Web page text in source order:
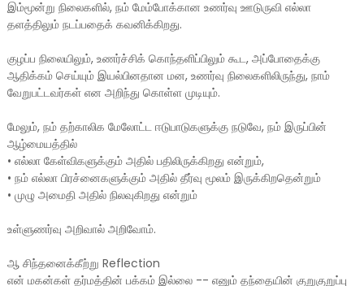
இம்மூன்று நிலைகளில், நம் மேம்போக்கான உணர்வு ஊடுருவி எல்லா
தளத்திலும் நடப்பதைக் கவனிக்கிறது.
குழப்ப நிலையிலும், உணர்ச்சிக் கொந்தளிப்பிலும் கூட, அப்போதைக்கு
ஆதிக்கம் செய்யும் இயல்பினதான மன, உணர்வு நிலைகளிலிருந்து, நாம்
வேறுபட்டவர்கள் என அறிந்து கொள்ள முடியும்.
மேலும், நம் தற்காலிக மேலோட்ட ஈடுபாடுகளுக்கு நடுவே, நம் இருப்பின்
ஆழ்மையத்தில்
• எல்லா கேள்விகளுக்கும் அதில் பதிலிருக்கிறது என்றும்,
• நம் எல்லா பிரச்னைகளுக்கும் அதில் தீர்வு மூலம் இருக்கிறதென்றும்
• முழு அமைதி அதில் நிலவுகிறது என்றும்
உள்ளுணர்வு அறிவால் அறிவோம்.
ஆ சிந்தனைக்கீற்று Reflection
என் மகன்கள் தர்மத்தின் பக்கம் இல்லை -- எனும் தந்தையின் குறுகுறுப்பு